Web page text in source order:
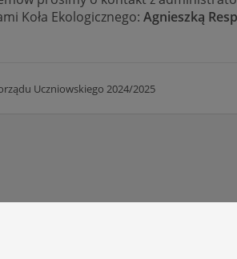
Koła Ekologicznego: Agnieszką
Uczniowskiego 2024/2025